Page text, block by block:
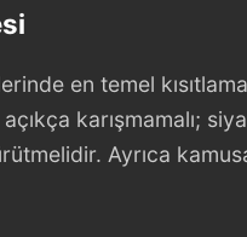
en temel
karışmamalı;
Ayrıca